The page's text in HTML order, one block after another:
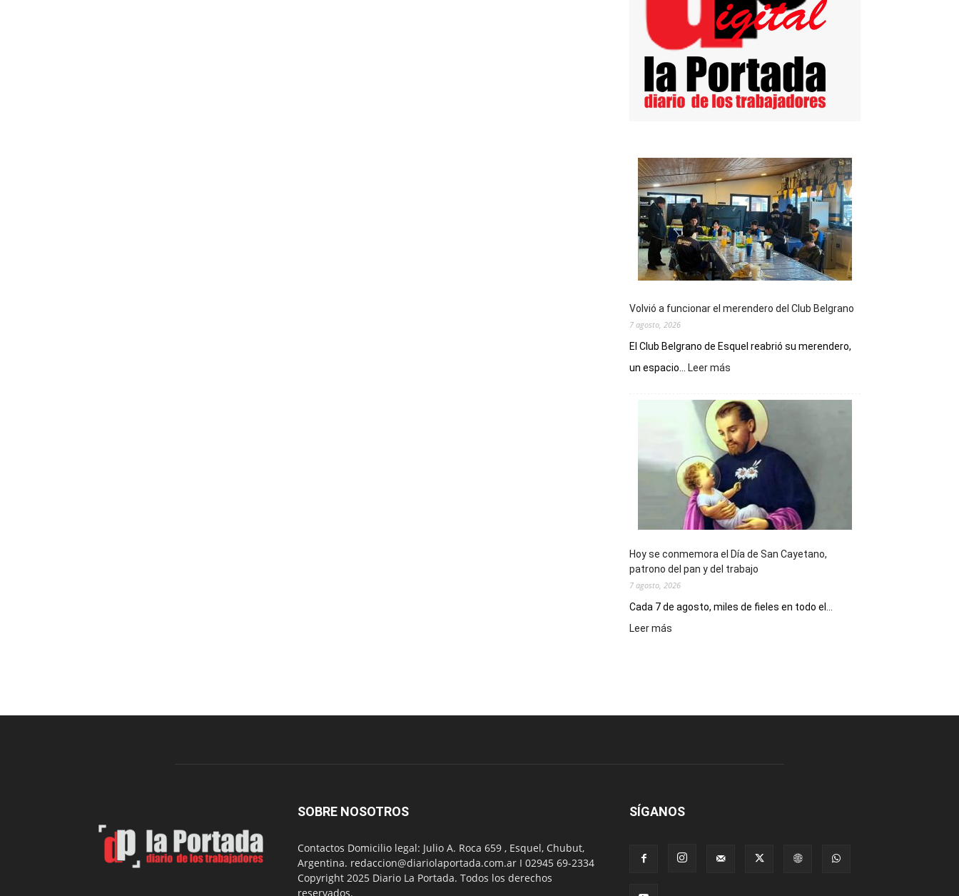
Volvió a funcionar el merendero del Club Belgrano
7 agosto, 2026
El Club Belgrano de Esquel reabrió su merendero,
un espacio...
Leer más
funcionar
el
merendero
del
Club
Belgrano
Hoy se conmemora el Día de San Cayetano,
patrono del pan y del trabajo
7 agosto, 2026
Cada 7 de agosto, miles de fieles en todo el...
Leer más
de
y
SOBRE NOSOTROS
Contactos Domicilio legal: Julio A. Roca 659 , Esquel, Chubut,
Argentina. redaccion@diariolaportada.com.ar I 02945 69-2334
Copyright 2025 Diario La Portada. Todos los derechos
reservados.
SÍGANOS